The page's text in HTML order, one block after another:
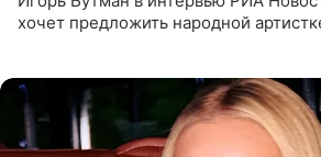
хочет предложить народной